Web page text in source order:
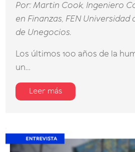
Por: Martin Cook, Ingeniero
en Finanzas, FEN
de Unegocios.
Los últimos 100 años de la
un...
Leer más